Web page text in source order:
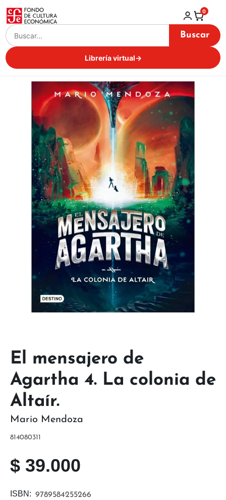
Buscar
Librería virtual→
0
ISBN: 9789584255266
$ 39.000
814080311
Mario Mendoza
El mensajero de
Agartha 4. La colonia de
Altaír.